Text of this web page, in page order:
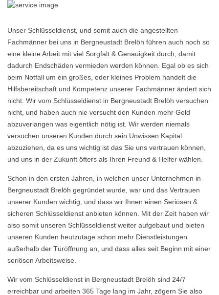
Unser Schlüsseldienst, und somit auch die angestellten
Fachmänner bei uns in Bergneustadt Brelöh führen auch noch so
eine kleine Arbeit mit viel Sorgfalt & Genauigkeit durch, damit
dadurch Endschäden vermieden werden können. Egal ob es sich
beim Notfall um ein großes, oder kleines Problem handelt die
Hilfsbereitschaft und Kompetenz unserer Fachmänner ändert sich
nicht. Wir vom Schlüsseldienst in Bergneustadt Brelöh versuchen
nicht, und haben auch nie versucht den Kunden mehr Geld
abzuverlangen was eigentlich nötig ist. Wir werden niemals
versuchen unseren Kunden durch sein Unwissen Kapital
abzuziehen, da es uns wichtig ist das Sie uns vertrauen können,
und uns in der Zukunft öfters als Ihren Freund & Helfer wählen.
Schon in den ersten Jahren, in welchen unser Unternehmen in
Bergneustadt Brelöh gegründet wurde, war und das Vertrauen
unserer Kunden wichtig, und dass wir Ihnen einen Seriösen &
sicheren Schlüsseldienst anbieten können. Mit der Zeit haben wir
also somit unseren Schlüsseldienst weiter aufgebaut und bieten
unseren Kunden heutzutage schon mehr Dienstleistungen
außerhalb der Türöffnung an, und dass alles seit Beginn mit einer
seriösen Arbeitsweise.
Wir vom Schlüsseldienst in Bergneustadt Brelöh sind 24/7
erreichbar und arbeiten 365 Tage lang im Jahr, zögern Sie also